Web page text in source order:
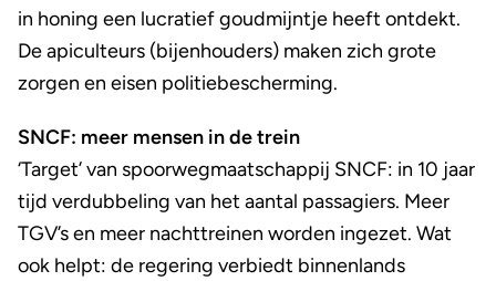
in honing een lucratief goudmijntje heeft ontdekt.
De apiculteurs (bijenhouders) maken zich grote
zorgen en eisen politiebescherming.
SNCF: meer mensen in de trein
‘Target’ van spoorwegmaatschappij SNCF: in 10 jaar
tijd verdubbeling van het aantal passagiers. Meer
TGV’s en meer nachttreinen worden ingezet. Wat
ook helpt: de regering verbiedt binnenlands